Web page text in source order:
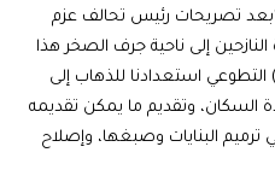
“بعد تصريحات رئيس تحالف عزم
إلى ناحية جرف الصخر هذا
استعدادنا للذهاب إلى
السكان، وتقديم ما يمكن تقديمه
البنايات وصبغها، وإصلاح